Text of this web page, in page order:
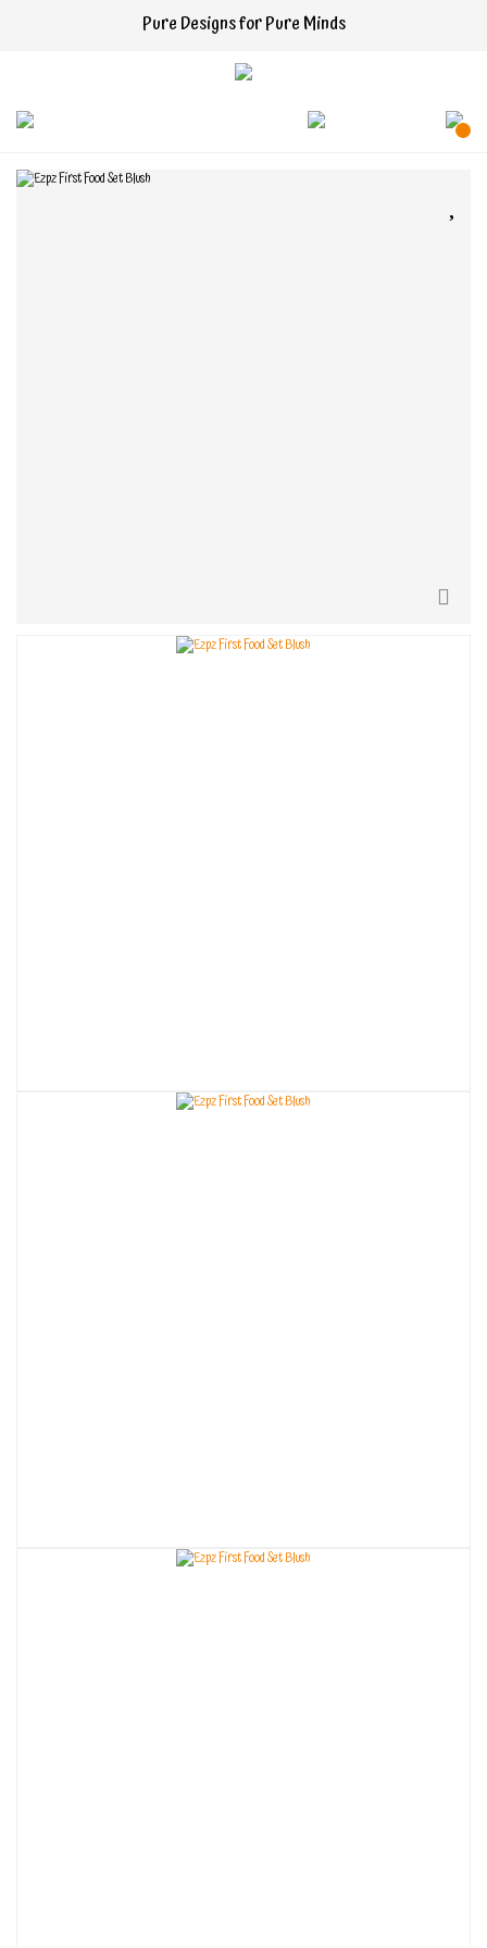
Pure Designs for Pure Minds